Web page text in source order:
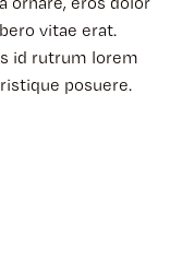
vitae erat.
id rutrum lorem
posuere.